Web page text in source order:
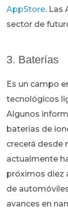
AppStore. Las
sector de
3. Baterías
Es un campo
tecnológicos
Algunos
baterías de
crecerá desde
actualmente
próximos diez
de
avances en